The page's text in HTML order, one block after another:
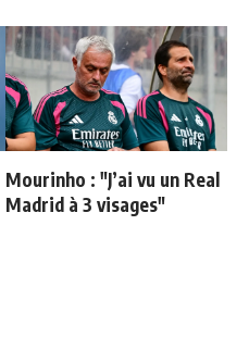
Mourinho : "J’ai vu un Real
Madrid à 3 visages"